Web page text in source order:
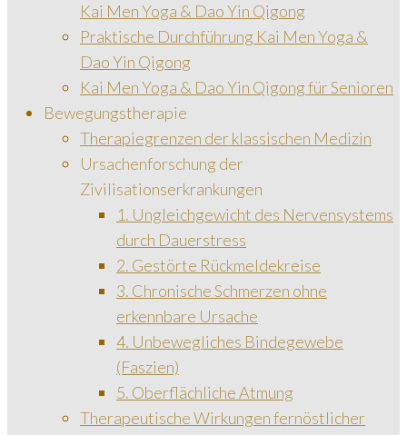
Kai Men Yoga & Dao Yin Qigong
Praktische Durchführung Kai Men Yoga &
Dao Yin Qigong
Kai Men Yoga & Dao Yin Qigong für Senioren
Bewegungstherapie
Therapiegrenzen der klassischen Medizin
Ursachenforschung der
Zivilisationserkrankungen
1. Ungleichgewicht des Nervensystems
durch Dauerstress
2. Gestörte Rückmeldekreise
3. Chronische Schmerzen ohne
erkennbare Ursache
4. Unbewegliches Bindegewebe
(Faszien)
5. Oberflächliche Atmung
Therapeutische Wirkungen fernöstlicher